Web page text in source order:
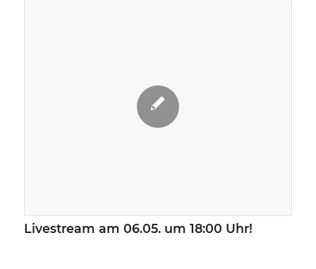
Livestream am 06.05. um 18:00 Uhr!